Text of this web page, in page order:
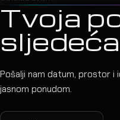
Tvoja
Pošalji nam datum, prostor
jasnom ponudom.